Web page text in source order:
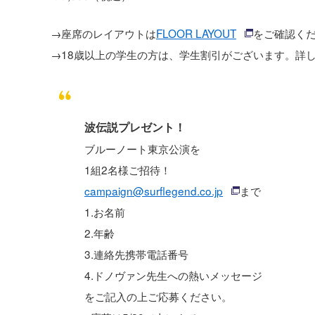
→座席のレイアウトはFLOOR LAYOUT
をご確認く
→18歳以上の学生の方は、学生割引がございます。詳
波伝説プレゼント！
ブルーノート東京公演を
1組2名様ご招待！
campaign@surflegend.co.jp
まで
1.お名前
2.年齢
3.連絡先携帯電話番号
4.ドノヴァン先生への熱いメッセージ
をご記入の上ご応募ください。